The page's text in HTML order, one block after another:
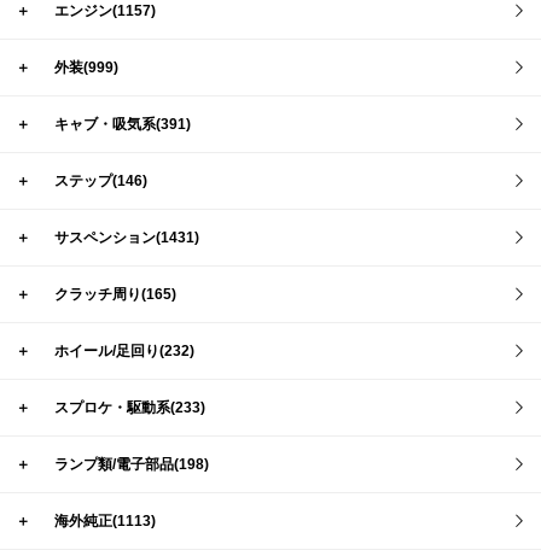
＋ エンジン(1157)
＋ 外装(999)
＋ キャブ・吸気系(391)
＋ ステップ(146)
＋ サスペンション(1431)
＋ クラッチ周り(165)
＋ ホイール/足回り(232)
＋ スプロケ・駆動系(233)
＋ ランプ類/電子部品(198)
＋ 海外純正(1113)